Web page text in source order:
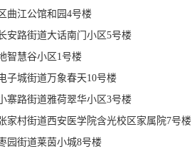
曲江公馆和园4号楼
安路街道大话南门小区5号楼
智慧谷小区1号楼
子城街道万象春天10号楼
寨路街道雅荷翠华小区3号楼
家村街道西安医学院含光校区家属院7号楼
园街道莱茵小城8号楼